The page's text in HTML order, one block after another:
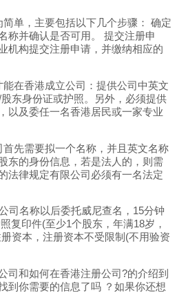
单，主要包括以下几个步骤： 确定
称并确认是否可用。 提交注册申
机构提交注册申请，并缴纳相应的
在香港成立公司：提供公司中英文
东身份证或护照。另外，必须提供
以及委任一名香港居民或一家专业
先需要拟一个名称，并且英文名称
东的身份信息，若是法人的，则需
法律规定有限公司必须有一名法定
司名称以后委托威尼查名，15分钟
复印件(至少1个股东，年满18岁，
资本，注册资本不受限制(不用验资
司和如何在香港注册公司?的介绍到
到你需要的信息了吗 ？如果你还想